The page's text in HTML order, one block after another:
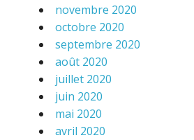
novembre 2020
octobre 2020
septembre 2020
août 2020
juillet 2020
juin 2020
mai 2020
avril 2020